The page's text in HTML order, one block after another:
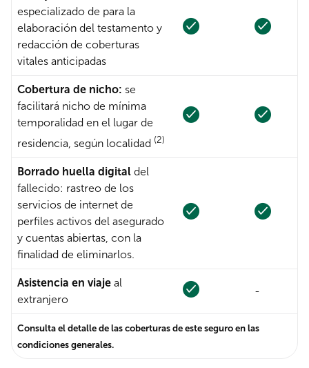
especializado de para la
elaboración del testamento y
redacción de coberturas
vitales anticipadas
Cobertura de nicho: se
facilitará nicho de mínima
temporalidad en el lugar de
residencia, según localidad (2)
Borrado huella digital del
fallecido: rastreo de los
servicios de internet de
perfiles activos del asegurado
y cuentas abiertas, con la
finalidad de eliminarlos.
Asistencia en viaje al
extranjero
-
Consulta el detalle de las coberturas de este seguro en las
condiciones generales.